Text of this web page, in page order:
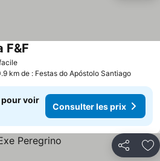
Consulter les prix
F&F
km de : Festas do Apóstolo Santiago
pour voir
Consulter les prix
Partager